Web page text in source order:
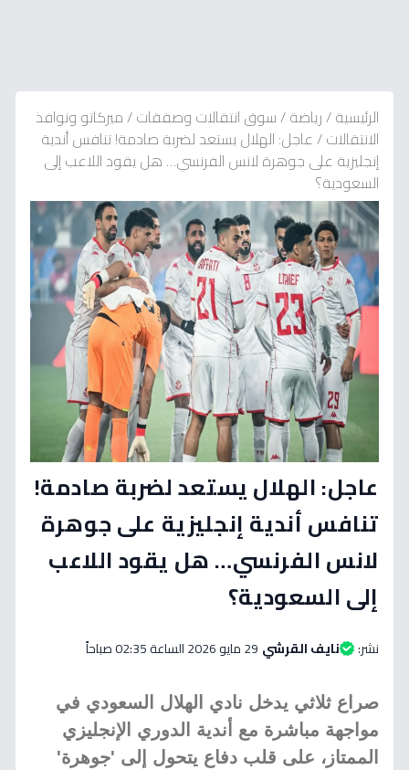
الرئيسية/رياضة/سوق انتقالات وصفقات/ميركاتو ونوافذ
الانتقالات/عاجل: الهلال يستعد لضربة صادمة! تنافس أندية
إنجليزية على جوهرة لانس الفرنسي… هل يقود اللاعب إلى
السعودية؟
عاجل: الهلال يستعد لضربة صادمة!
تنافس أندية إنجليزية على جوهرة
لانس الفرنسي… هل يقود اللاعب
إلى السعودية؟
نشر: نايف القرشي 29 مايو 2026 الساعة 02:35 صباحاً
صراع ثلاثي يدخل نادي الهلال السعودي في
مواجهة مباشرة مع أندية الدوري الإنجليزي
الممتاز، على قلب دفاع يتحول إلى 'جوهرة'